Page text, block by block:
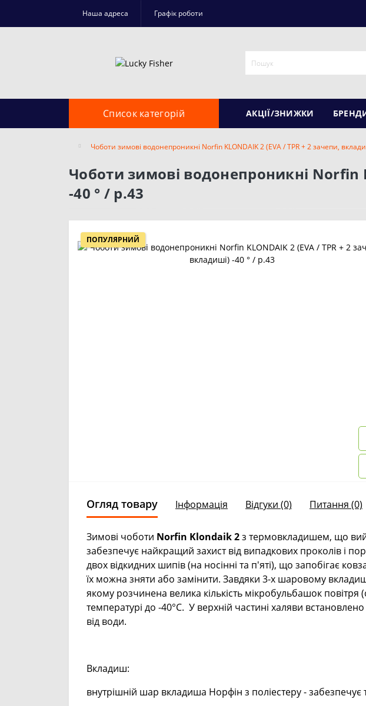
Наша адреса Графік роботи
Список категорій АКЦІЇ/ЗНИЖКИ
Чоботи зимові водонепроникні Norfin KLONDAIK 2 (EVA / TPR + 2 зачепи,
Чоботи зимові водонепроникні Norfin
-40 ° / р.43
ПОПУЛЯРНИЙ
Огляд товару Інформація Відгуки (0) Питання (0)
Зимові чоботи Norfin Klondaik 2з термовкладишем, що
забезпечує найкращий захист від випадкових проколів і
двох відкидних шипів (на носінні та п'яті), що запобігає
їх можна зняти або замінити. Завдяки 3-х шаровому
якому розчинена велика кількість мікробульбашок
температурі до -40°С. У верхній частині халяви
від води.
Вкладиш:
внутрішній шар вкладиша Норфін з поліестеру -